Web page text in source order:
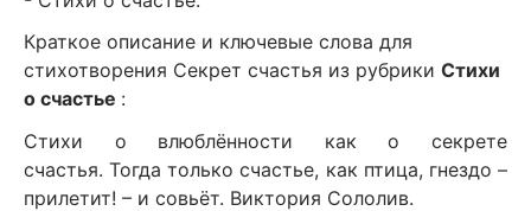
Краткое описание и ключевые слова для
стихотворения Секрет счастья из рубрики Стихи
о счастье :
Стихи о влюблённости как о секрете
счастья. Тогда только счастье, как птица, гнездо –
прилетит! – и совьёт. Виктория Сололив.